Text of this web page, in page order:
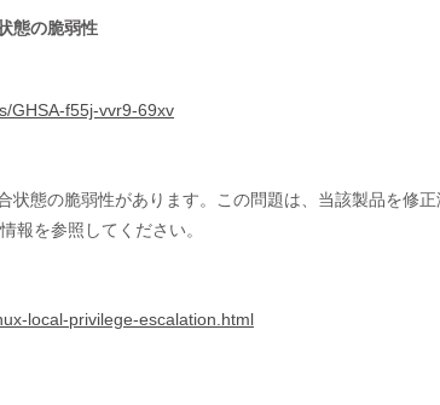
態の脆弱性
GHSA-f55j-vvr9-69xv
態の脆弱性があります。この問題は、当該製品を修正
報を参照してください。
local-privilege-escalation.html